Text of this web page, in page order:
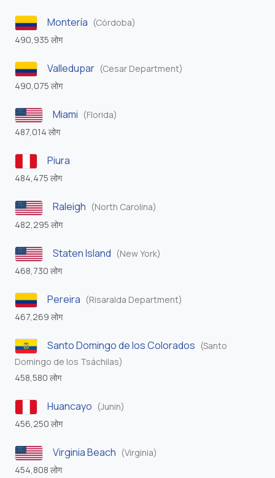
Montería (Córdoba)
490,935 लोग
Valledupar (Cesar Department)
490,075 लोग
Miami (Florida)
487,014 लोग
Piura
484,475 लोग
Raleigh (North Carolina)
482,295 लोग
Staten Island (New York)
468,730 लोग
Pereira (Risaralda Department)
467,269 लोग
Santo Domingo de los Colorados (Santo
Domingo de los Tsáchilas)
458,580 लोग
Huancayo (Junin)
456,250 लोग
Virginia Beach (Virginia)
454,808 लोग